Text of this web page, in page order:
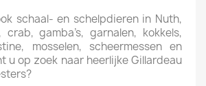
schaal- en schelpdieren in Nuth,
crab, gamba’s, garnalen, kokkels,
mosselen, scheermessen en
u op zoek naar heerlijke Gillardeau